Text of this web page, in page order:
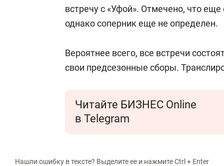
встречу с «Уфой». Отмечено, что
однако соперник еще не определен.
Вероятнее всего, все встречи
свои предсезонные сборы.
Читайте БИЗНЕС Online
в Telegram
Нашли ошибку в тексте? Выделите ее и нажмите Ctrl + Enter
Как ГК «МИР ГРУПП» и ВТБ
создают оазис жилого
150
ID вместо